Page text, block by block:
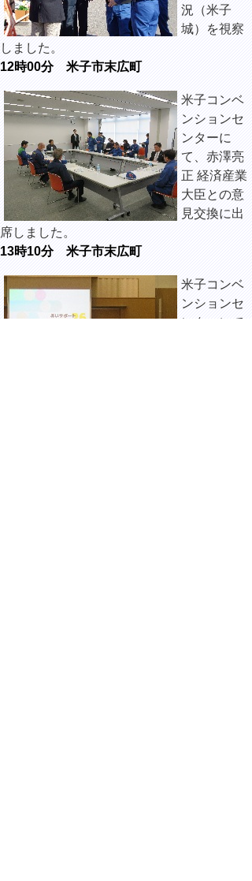
況（米子
城）を視察
しました。
12時00分 米子市末広町
米子コンベ
ンションセ
ンターに
て、赤澤亮
正 経済産業
大臣との意
見交換に出
席しました。
13時10分 米子市末広町
米子コンベ
ンションセ
ンターにて